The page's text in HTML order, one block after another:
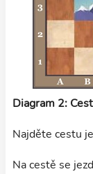
Diagram 2:
Najděte cestu
Na cestě se